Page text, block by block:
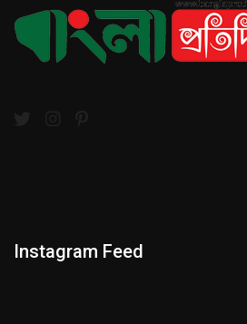
Instagram Feed